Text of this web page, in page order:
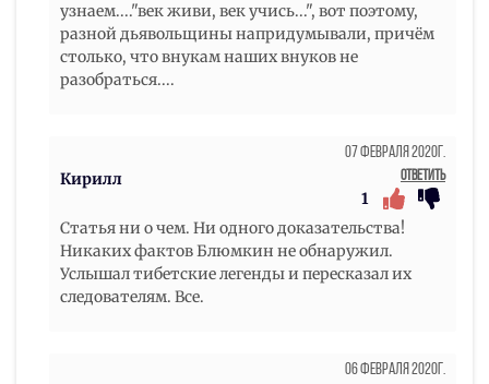
узнаем...."век живи, век учись...", вот поэтому,
разной дьявольщины напридумывали, причём
столько, что внукам наших внуков не
разобраться....
Кирилл
07 Февраля 2020г.
Ответить
1
Статья ни о чем. Ни одного доказательства!
Никаких фактов Блюмкин не обнаружил.
Услышал тибетские легенды и пересказал их
следователям. Все.
06 Февраля 2020г.